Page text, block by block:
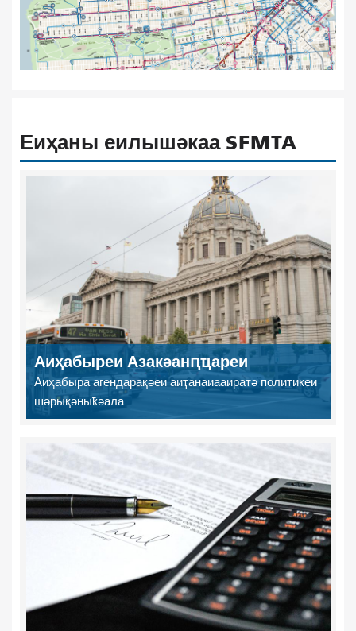
Еиҳаны еилышәкаа SFMTA
Аиҳабыреи Азакәанԥҵареи
Аиҳабыра агендарақәеи аиҭанаиааиратә политикеи
шәрықәныҟәала